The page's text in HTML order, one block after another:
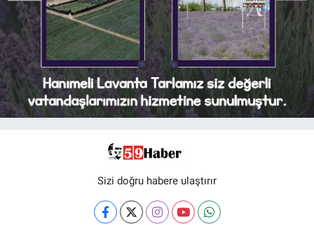
Sizi doğru habere ulaştırır